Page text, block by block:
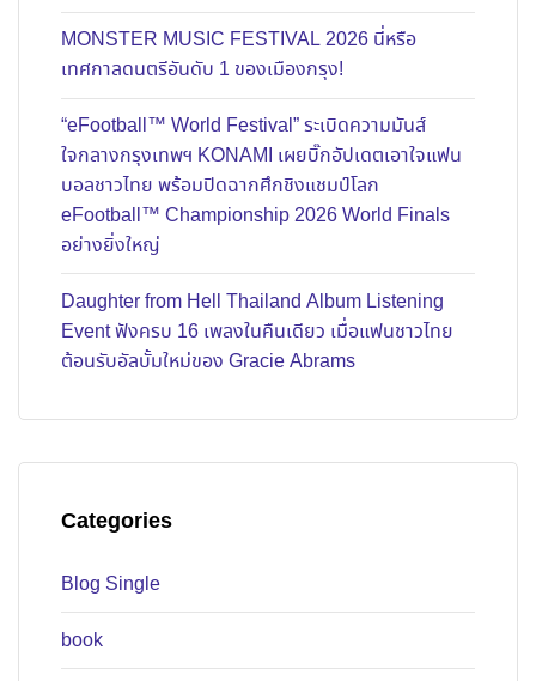
MONSTER MUSIC FESTIVAL 2026 นี่หรือ
เทศกาลดนตรีอันดับ 1 ของเมืองกรุง!
“eFootball™ World Festival” ระเบิดความมันส์
ใจกลางกรุงเทพฯ KONAMI เผยบิ๊กอัปเดตเอาใจแฟน
บอลชาวไทย พร้อมปิดฉากศึกชิงแชมป์โลก
eFootball™ Championship 2026 World Finals
อย่างยิ่งใหญ่
Daughter from Hell Thailand Album Listening
Event ฟังครบ 16 เพลงในคืนเดียว เมื่อแฟนชาวไทย
ต้อนรับอัลบั้มใหม่ของ Gracie Abrams
Categories
Blog Single
book